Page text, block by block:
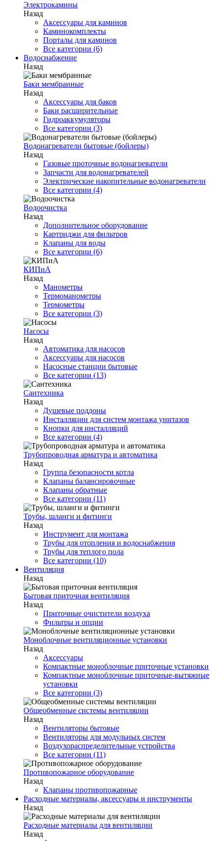
Электрокамины
Назад
Аксессуары для каминов
Каминокомплекты
Порталы для каминов
Все категории (6)
Водоснабжение
Назад
Баки мембранные
Назад
Аксессуары для баков
Баки расширительные
Гидроаккумуляторы
Все категории (3)
Водонагреватели бытовые (бойлеры)
Назад
Газовые проточные водонагреватели
Запчасти для водонагревателей
Электрические накопительные водонагреватели
Все категории (4)
Водоочистка
Назад
Дополнительное оборудование
Картриджи для фильтров
Клапаны для воды
Все категории (6)
КИПиА
Назад
Манометры
Термоманометры
Термометры
Все категории (3)
Насосы
Назад
Автоматика для насосов
Аксессуары для насосов
Насосные станции бытовые
Все категории (13)
Сантехника
Назад
Душевые поддоны
Инсталляции для систем монтажа унитазов
Кнопки для инсталляций
Все категории (4)
Трубопроводная арматура и автоматика
Назад
Группа безопасности котла
Клапаны балансировочные
Клапаны обратные
Все категории (11)
Трубы, шланги и фитинги
Назад
Инструмент для монтажа
Трубы для отопления и водоснабжения
Трубы для теплого пола
Все категории (10)
Вентиляция
Назад
Бытовая приточная вентиляция
Назад
Приточные очистители воздуха
Фильтры и опции
Моноблочные вентиляционные установки
Назад
Аксессуары
Компактные моноблочные приточные установки
Компактные моноблочные приточные-вытяжные
установки
Все категории (3)
Общеобменные системы вентиляции
Назад
Вентиляторы бытовые
Вентиляторы для модульных систем
Воздухораспределительные устройства
Все категории (11)
Противопожарное оборудование
Назад
Клапаны противопожарные
Расходные материалы, аксессуары и инструменты
Назад
Расходные материалы для вентиляции
Назад